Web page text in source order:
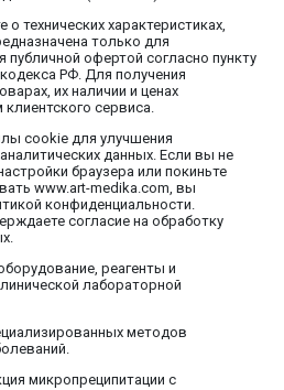
технических характеристиках,
только для
публичной офертой согласно пункту
РФ. Для получения
их наличии и ценах
сервиса.
cookie для улучшения
данных. Если вы не
браузера или покиньте
www.art-medika.com, вы
конфиденциальности.
согласие на обработку
реагенты и
лабораторной
методов
микропреципитации с